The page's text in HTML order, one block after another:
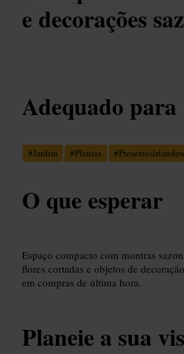
e decorações
Adequado para
#Jardim #Plantas #
O que esperar
Espaço compacto com montras
flores cortadas e objetos de
em compras de última hora.
Planeie a sua